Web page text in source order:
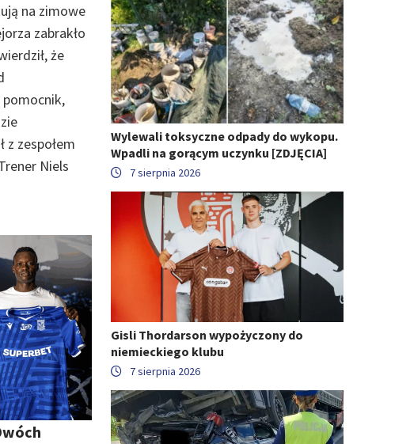
na zimowe
zabrakło
że
pomocnik,
z zespołem
Niels
Wylewali toksyczne odpady do wykopu.
Wpadli na gorącym uczynku [ZDJĘCIA]
7 sierpnia 2026
Gisli Thordarson wypożyczony do
niemieckiego klubu
7 sierpnia 2026